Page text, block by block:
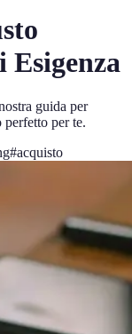
Esigenza
guida per
per te.
#acquisto